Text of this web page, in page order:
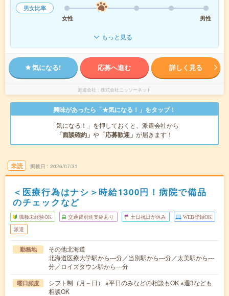
男女比率
女性
男性
もっと見る
気になる! 応募へ進む 詳しく見る
派遣会社 株式会社ニッソーネット
興味があったら「★気になる！」をタップ！
「気になる！」を押しておくと、派遣会社から
「面談確約」 や 「応募歓迎」 が届きます！
未読 掲載日 2026/07/31
＜医療行為はナシ＞時給1300円！病院で備品
のチェックなど
職種未経験OK 交通費別途支給あり 土日祝日が休み WEB登録OK
派遣
勤務地
その他北海道
北海道医療大学駅から---分／当別駅から---分／太美駅から---
分／ロイズタウン駅から---分
曜日頻度
シフト制（月～日） ※平日のみなどの相談もOK ※週3なども
相談OK